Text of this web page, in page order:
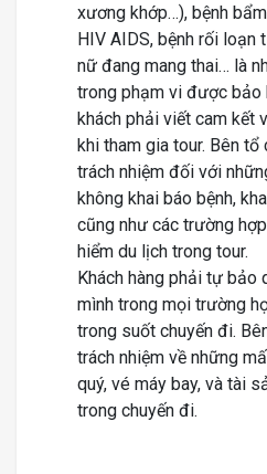
xương khớp…), bệnh
HIV AIDS, bệnh rối loạn
nữ đang mang thai… là
trong phạm vi được bảo
khách phải viết cam kết
khi tham gia tour. Bên
trách nhiệm đối với
không khai báo bệnh,
cũng như các trường
hiểm du lịch trong tour.
Khách hàng phải tự bảo
mình trong mọi trường
trong suốt chuyến đi.
trách nhiệm về những
quý, vé máy bay, và tài
trong chuyến đi.